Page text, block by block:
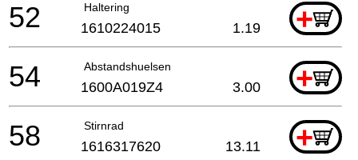
Haltering +
52 1610224015 1.19
Abstandshuelsen +
54 1600A019Z4 3.00
Stirnrad +
58 1616317620 13.11